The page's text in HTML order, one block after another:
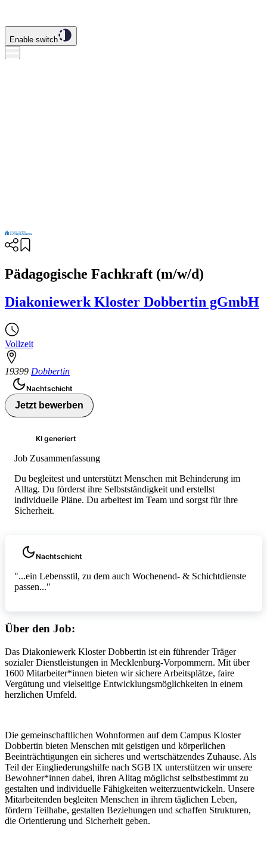
Enable switch
Pädagogische Fachkraft (m/w/d)
Diakoniewerk Kloster Dobbertin gGmbH
Vollzeit
19399 Dobbertin
Nachtschicht
Jetzt bewerben
KI generiert
Job Zusammenfassung
Du begleitest und unterstützt Menschen mit Behinderung im
Alltag. Du förderst ihre Selbstständigkeit und erstellst
individuelle Pläne. Du arbeitest im Team und sorgst für ihre
Sicherheit.
Nachtschicht
"...ein Lebensstil, zu dem auch Wochenend- & Schichtdienste
passen..."
Über den Job:
Das Diakoniewerk Kloster Dobbertin ist ein führender Träger
sozialer Dienstleistungen in Mecklenburg-Vorpommern. Mit über
1600 Mitarbeiter*innen bieten wir sichere Arbeitsplätze, faire
Vergütung und vielseitige Entwicklungsmöglichkeiten in einem
herzlichen Umfeld.
Die gemeinschaftlichen Wohnformen auf dem Campus Kloster
Dobbertin bieten Menschen mit geistigen und körperlichen
Beeinträchtigungen ein sicheres und wertschätzendes Zuhause. Als
Teil der Eingliederungshilfe nach SGB IX unterstützen wir unsere
Bewohner*innen dabei, ihren Alltag möglichst selbstbestimmt zu
gestalten und individuelle Fähigkeiten weiterzuentwickeln. Unsere
Mitarbeitenden begleiten Menschen in ihrem täglichen Leben,
fördern Teilhabe, gestalten Beziehungen und schaffen Strukturen,
die Orientierung und Sicherheit geben.